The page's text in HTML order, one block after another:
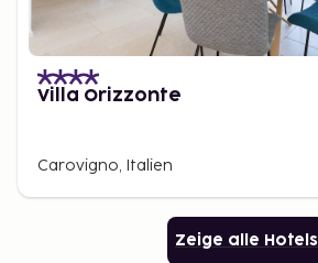
Villa Orizzonte
Carovigno, Italien
Zeige alle Hotels